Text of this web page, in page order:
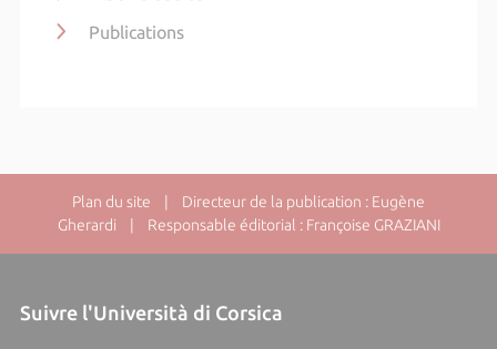
Publications
Plan du site | Directeur de la publication : Eugène
Gherardi | Responsable éditorial : Françoise GRAZIANI
Suivre l'Università di Corsica